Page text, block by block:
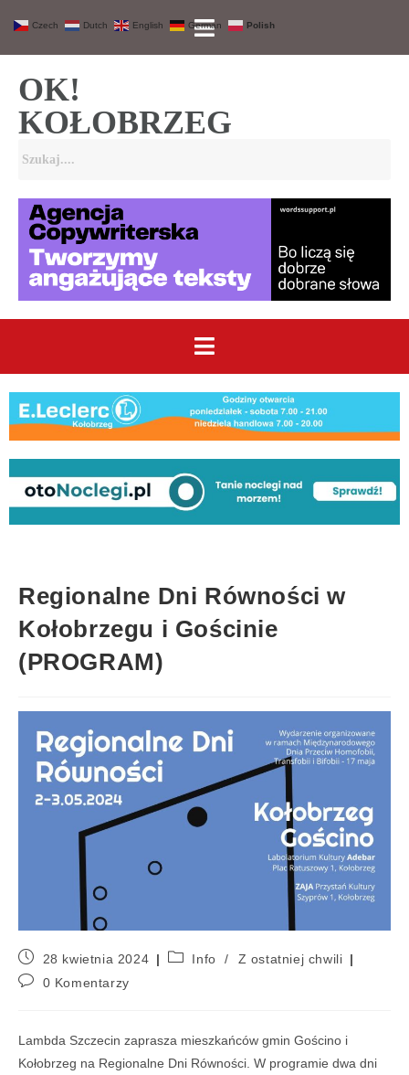
OK!
KOŁOBRZEG
Regionalne Dni Równości w
Kołobrzegu i Gościnie
(PROGRAM)
28 kwietnia 2024 Info /
Z ostatniej chwili
0 Komentarzy
Lambda Szczecin zaprasza mieszkańców gmin Gościno i
Kołobrzeg na Regionalne Dni Równości. W programie dwa dni
Czech Dutch English German Polish